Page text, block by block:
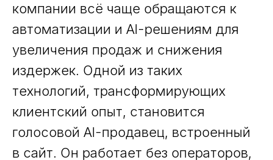
компании всё чаще обращаются к
автоматизации и AI-решениям для
увеличения продаж и снижения
издержек. Одной из таких
технологий, трансформирующих
клиентский опыт, становится
голосовой AI-продавец, встроенный
в сайт. Он работает без операторов,